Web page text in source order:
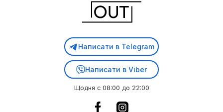
Написати в Telegram
Написати в Viber
Щодня с 08:00 до 22:00